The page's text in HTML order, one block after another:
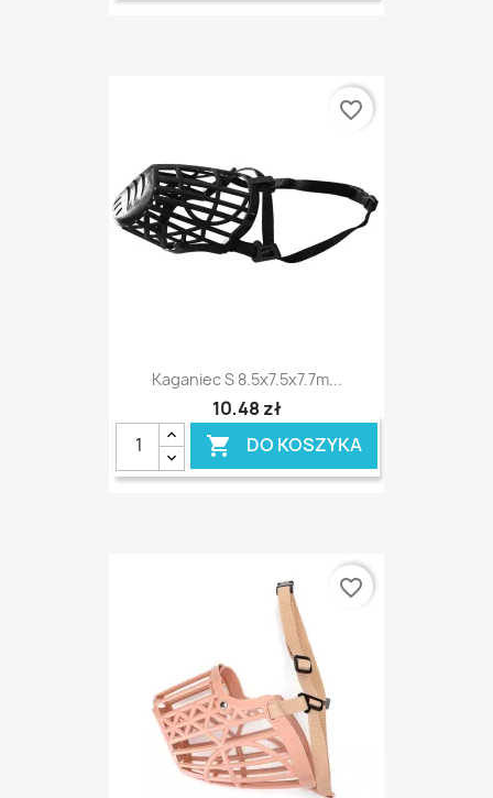
Kaganiec S 8.5x7.5x7.7m...
10,48 zł
 DO KOSZYKA
favorite_border
favorite_border